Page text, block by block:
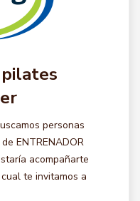
personas
ENTRENADOR
acompañarte
te invitamos a